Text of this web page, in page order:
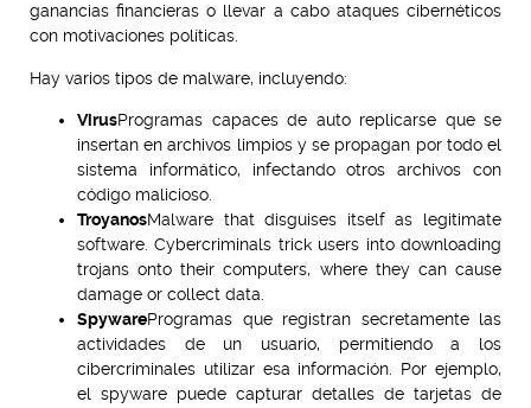
ganancias financieras o llevar a cabo ataques cibernéticos
con motivaciones políticas.
Hay varios tipos de malware, incluyendo:
VirusProgramas capaces de auto replicarse que se
insertan en archivos limpios y se propagan por todo el
sistema informático, infectando otros archivos con
código malicioso.
TroyanosMalware that disguises itself as legitimate
software. Cybercriminals trick users into downloading
trojans onto their computers, where they can cause
damage or collect data.
SpywareProgramas que registran secretamente las
actividades de un usuario, permitiendo a los
cibercriminales utilizar esa información. Por ejemplo,
el spyware puede capturar detalles de tarjetas de